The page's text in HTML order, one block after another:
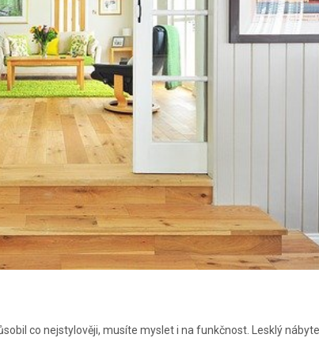
co nejstylověji, musíte myslet i na funkčnost. Lesklý